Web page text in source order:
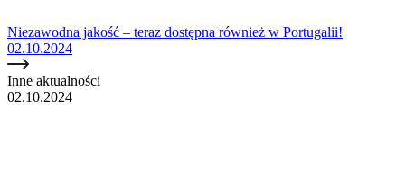
Niezawodna jakość – teraz dostępna również w Portugalii!
02.10.2024
Inne aktualności
02.10.2024